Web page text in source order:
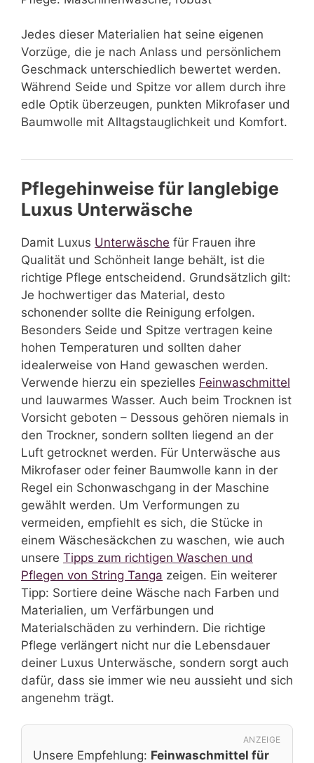
Jedes dieser Materialien hat seine eigenen
Vorzüge, die je nach Anlass und persönlichem
Geschmack unterschiedlich bewertet werden.
Während Seide und Spitze vor allem durch ihre
edle Optik überzeugen, punkten Mikrofaser und
Baumwolle mit Alltagstauglichkeit und Komfort.
Pflegehinweise für langlebige
Luxus Unterwäsche
Damit Luxus Unterwäsche für Frauen ihre
Qualität und Schönheit lange behält, ist die
richtige Pflege entscheidend. Grundsätzlich gilt:
Je hochwertiger das Material, desto
schonender sollte die Reinigung erfolgen.
Besonders Seide und Spitze vertragen keine
hohen Temperaturen und sollten daher
idealerweise von Hand gewaschen werden.
Verwende hierzu ein spezielles Feinwaschmittel
und lauwarmes Wasser. Auch beim Trocknen ist
Vorsicht geboten – Dessous gehören niemals in
den Trockner, sondern sollten liegend an der
Luft getrocknet werden. Für Unterwäsche aus
Mikrofaser oder feiner Baumwolle kann in der
Regel ein Schonwaschgang in der Maschine
gewählt werden. Um Verformungen zu
vermeiden, empfiehlt es sich, die Stücke in
einem Wäschesäckchen zu waschen, wie auch
unsere Tipps zum richtigen Waschen und
Pflegen von String Tanga zeigen. Ein weiterer
Tipp: Sortiere deine Wäsche nach Farben und
Materialien, um Verfärbungen und
Materialschäden zu verhindern. Die richtige
Pflege verlängert nicht nur die Lebensdauer
deiner Luxus Unterwäsche, sondern sorgt auch
dafür, dass sie immer wie neu aussieht und sich
angenehm trägt.
ANZEIGE
Unsere Empfehlung: Feinwaschmittel für